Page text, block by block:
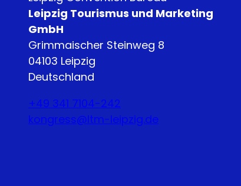
Leipzig Tourismus und Marketing
GmbH
Grimmaischer Steinweg 8
04103 Leipzig
Deutschland
+49 341 7104-242
kongress@ltm-leipzig.de